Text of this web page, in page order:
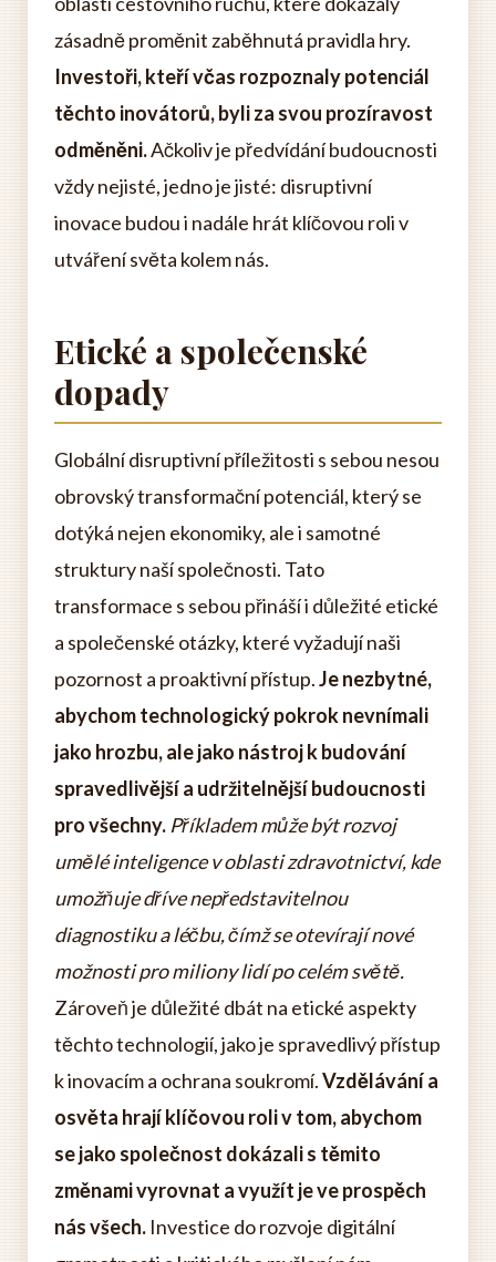
zásadně proměnit zaběhnutá pravidla hry.
Investoři, kteří včas rozpoznaly potenciál
těchto inovátorů, byli za svou prozíravost
odměněni.Ačkoliv je předvídání budoucnosti
vždy nejisté, jedno je jisté: disruptivní
inovace budou i nadále hrát klíčovou roli v
utváření světa kolem nás.
Etické a společenské
dopady
Globální disruptivní příležitosti s sebou nesou
obrovský transformační potenciál, který se
dotýká nejen ekonomiky, ale i samotné
struktury naší společnosti. Tato
transformace s sebou přináší i důležité etické
a společenské otázky, které vyžadují naši
pozornost a proaktivní přístup.Je nezbytné,
abychom technologický pokrok nevnímali
jako hrozbu, ale jako nástroj k budování
spravedlivější a udržitelnější budoucnosti
pro všechny. Příkladem může být rozvoj
umělé inteligence v oblasti zdravotnictví, kde
umožňuje dříve nepředstavitelnou
diagnostiku a léčbu, čímž se otevírají nové
možnosti pro miliony lidí po celém světě.
Zároveň je důležité dbát na etické aspekty
těchto technologií, jako je spravedlivý přístup
k inovacím a ochrana soukromí.Vzdělávání a
osvěta hrají klíčovou roli v tom, abychom
se jako společnost dokázali s těmito
změnami vyrovnat a využít je ve prospěch
nás všech. Investice do rozvoje digitální